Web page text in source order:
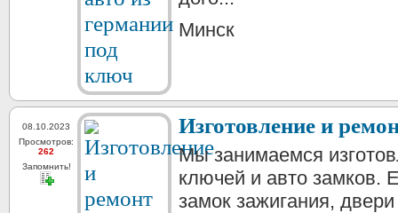
Минск
08.10.2023
Просмотров:
262
Запомнить!
Изготовление и
Мы занимаемся
ключей и авто замков.
замок зажигания,